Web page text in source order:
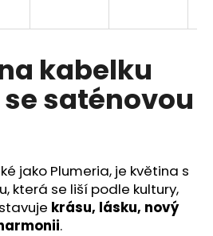
kabelku
se saténovou
jako Plumeria, je květina s
která se liší podle kultury,
krásu, lásku, nový
.
HLEDAT